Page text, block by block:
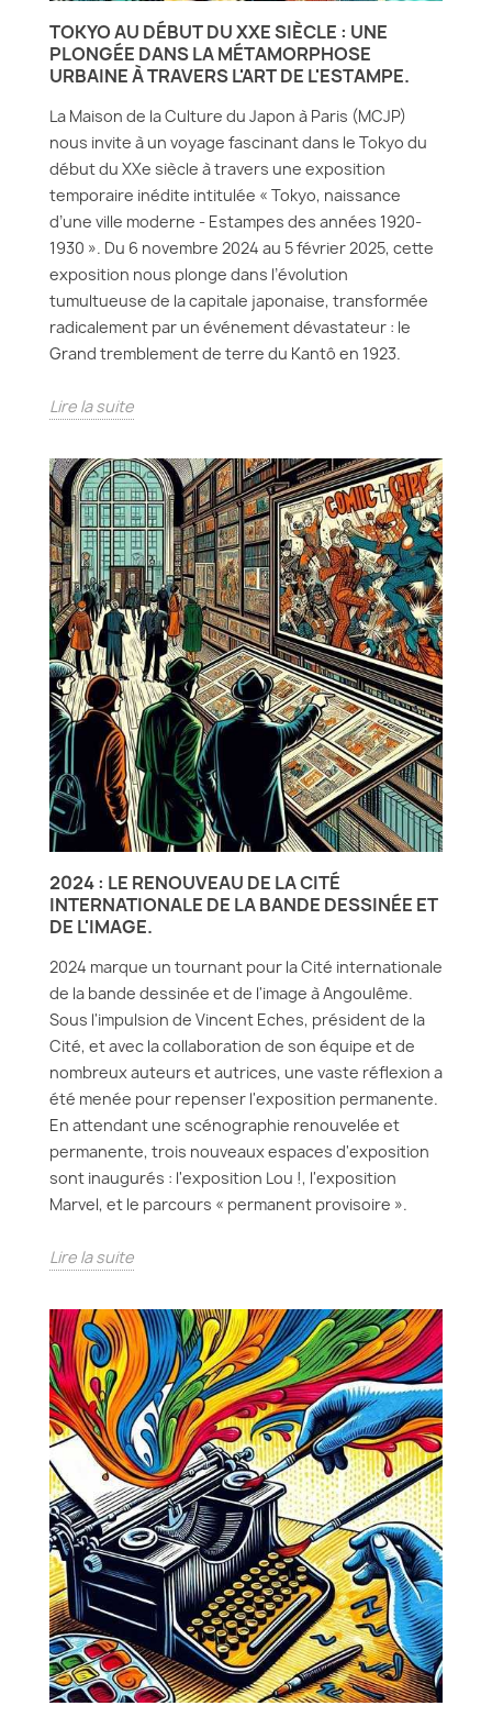
TOKYO AU DÉBUT DU XXE SIÈCLE : UNE
PLONGÉE DANS LA MÉTAMORPHOSE
URBAINE À TRAVERS L'ART DE L'ESTAMPE.
La Maison de la Culture du Japon à Paris (MCJP)
nous invite à un voyage fascinant dans le Tokyo du
début du XXe siècle à travers une exposition
temporaire inédite intitulée « Tokyo, naissance
d’une ville moderne - Estampes des années 1920-
1930 ». Du 6 novembre 2024 au 5 février 2025, cette
exposition nous plonge dans l’évolution
tumultueuse de la capitale japonaise, transformée
radicalement par un événement dévastateur : le
Grand tremblement de terre du Kantô en 1923.
Lire la suite
2024 : LE RENOUVEAU DE LA CITÉ
INTERNATIONALE DE LA BANDE DESSINÉE ET
DE L'IMAGE.
2024 marque un tournant pour la Cité internationale
de la bande dessinée et de l'image à Angoulême.
Sous l'impulsion de Vincent Eches, président de la
Cité, et avec la collaboration de son équipe et de
nombreux auteurs et autrices, une vaste réflexion a
été menée pour repenser l'exposition permanente.
En attendant une scénographie renouvelée et
permanente, trois nouveaux espaces d'exposition
sont inaugurés : l'exposition Lou !, l'exposition
Marvel, et le parcours « permanent provisoire ».
Lire la suite